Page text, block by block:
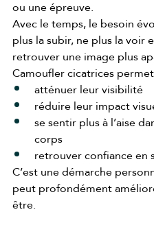
ou une épreuve.
Avec le temps, le besoin
plus la subir, ne plus la voir
retrouver une image plus
Camoufler cicatrices
atténuer leur visibilité
réduire leur impact
se sentir plus à l’aise
corps
retrouver confiance en
C’est une démarche
peut profondément
être.